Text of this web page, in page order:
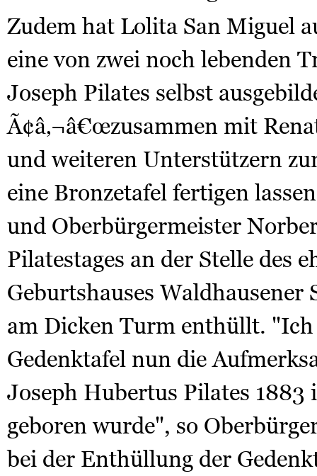
Zudem hat Lolita San Miguel
eine von zwei noch lebenden
Joseph Pilates selbst
Ã¢â‚¬â€œzusammen mit
und weiteren Unterstützern
eine Bronzetafel fertigen
und Oberbürgermeister
Pilatestages an der Stelle des
Geburtshauses
am Dicken Turm enthüllt. "Ich
Gedenktafel nun die
Joseph Hubertus Pilates 1883
geboren wurde", so
bei der Enthüllung der